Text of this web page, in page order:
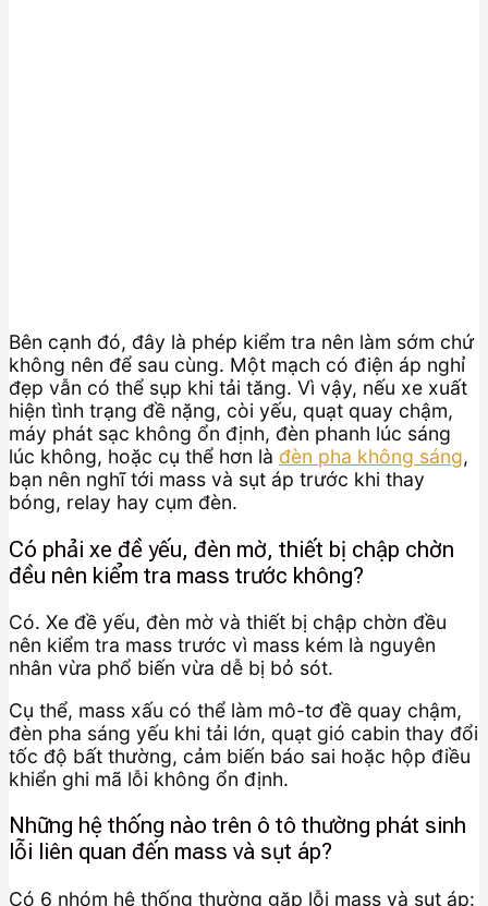
Bên cạnh đó, đây là phép kiểm tra nên làm sớm chứ
không nên để sau cùng. Một mạch có điện áp nghỉ
đẹp vẫn có thể sụp khi tải tăng. Vì vậy, nếu xe xuất
hiện tình trạng đề nặng, còi yếu, quạt quay chậm,
máy phát sạc không ổn định, đèn phanh lúc sáng
lúc không, hoặc cụ thể hơn là đèn pha không sáng,
bạn nên nghĩ tới mass và sụt áp trước khi thay
bóng, relay hay cụm đèn.
Có phải xe đề yếu, đèn mờ, thiết bị chập chờn
đều nên kiểm tra mass trước không?
Có. Xe đề yếu, đèn mờ và thiết bị chập chờn đều
nên kiểm tra mass trước vì mass kém là nguyên
nhân vừa phổ biến vừa dễ bị bỏ sót.
Cụ thể, mass xấu có thể làm mô-tơ đề quay chậm,
đèn pha sáng yếu khi tải lớn, quạt gió cabin thay đổi
tốc độ bất thường, cảm biến báo sai hoặc hộp điều
khiển ghi mã lỗi không ổn định.
Những hệ thống nào trên ô tô thường phát sinh
lỗi liên quan đến mass và sụt áp?
Có 6 nhóm hệ thống thường gặp lỗi mass và sụt áp: